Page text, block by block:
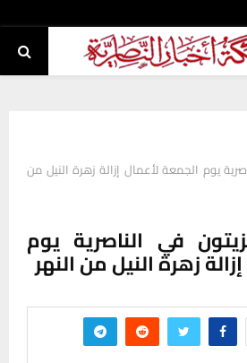
يوم الجمعة لأعمال إزالة زهرة النيل من
في الناصرية يوم
زهرة النيل من النهر